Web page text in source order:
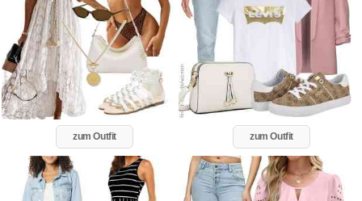
zum Outfit zum Outfit